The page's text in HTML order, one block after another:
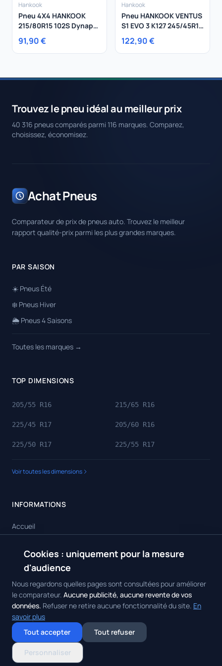
Hankook
Pneu 4X4 HANKOOK
215/80R15 102S Dynapro
AT M
91,90 €
Hankook
Pneu HANKOOK VENTUS
S1 EVO 3 K127 245/45R18
100Y
122,90 €
Trouvez le pneu idéal au meilleur prix
40 316 pneus comparés parmi 116 marques. Comparez,
choisissez, économisez.
Achat Pneus
Comparateur de prix de pneus auto. Trouvez le meilleur
rapport qualité-prix parmi les plus grandes marques.
PAR SAISON
☀️ Pneus Été
❄️ Pneus Hiver
🌦️ Pneus 4 Saisons
Toutes les marques →
TOP DIMENSIONS
205/55 R16 215/65 R16
225/45 R17 205/60 R16
225/50 R17 225/55 R17
Voir toutes les dimensions
INFORMATIONS
Accueil
Toutes les marques
Contact
© 2026 Achat Pneus. Tous droits réservés.Mentions Légales
de Confidentialité
Contact
Cookies : uniquement pour la mesure
d'audience
Nous regardons quelles pages sont consultées pour améliorer
le comparateur. Aucune publicité, aucune revente de vos
données. Refuser ne retire aucune fonctionnalité du site. En
savoir plus
Tout accepter
Tout refuser
Personnaliser